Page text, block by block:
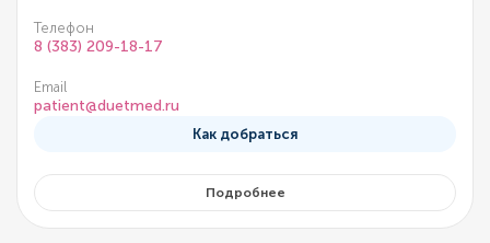
Телефон
8 (383) 209-18-17
Email
patient@duetmed.ru
Как добраться
Подробнее